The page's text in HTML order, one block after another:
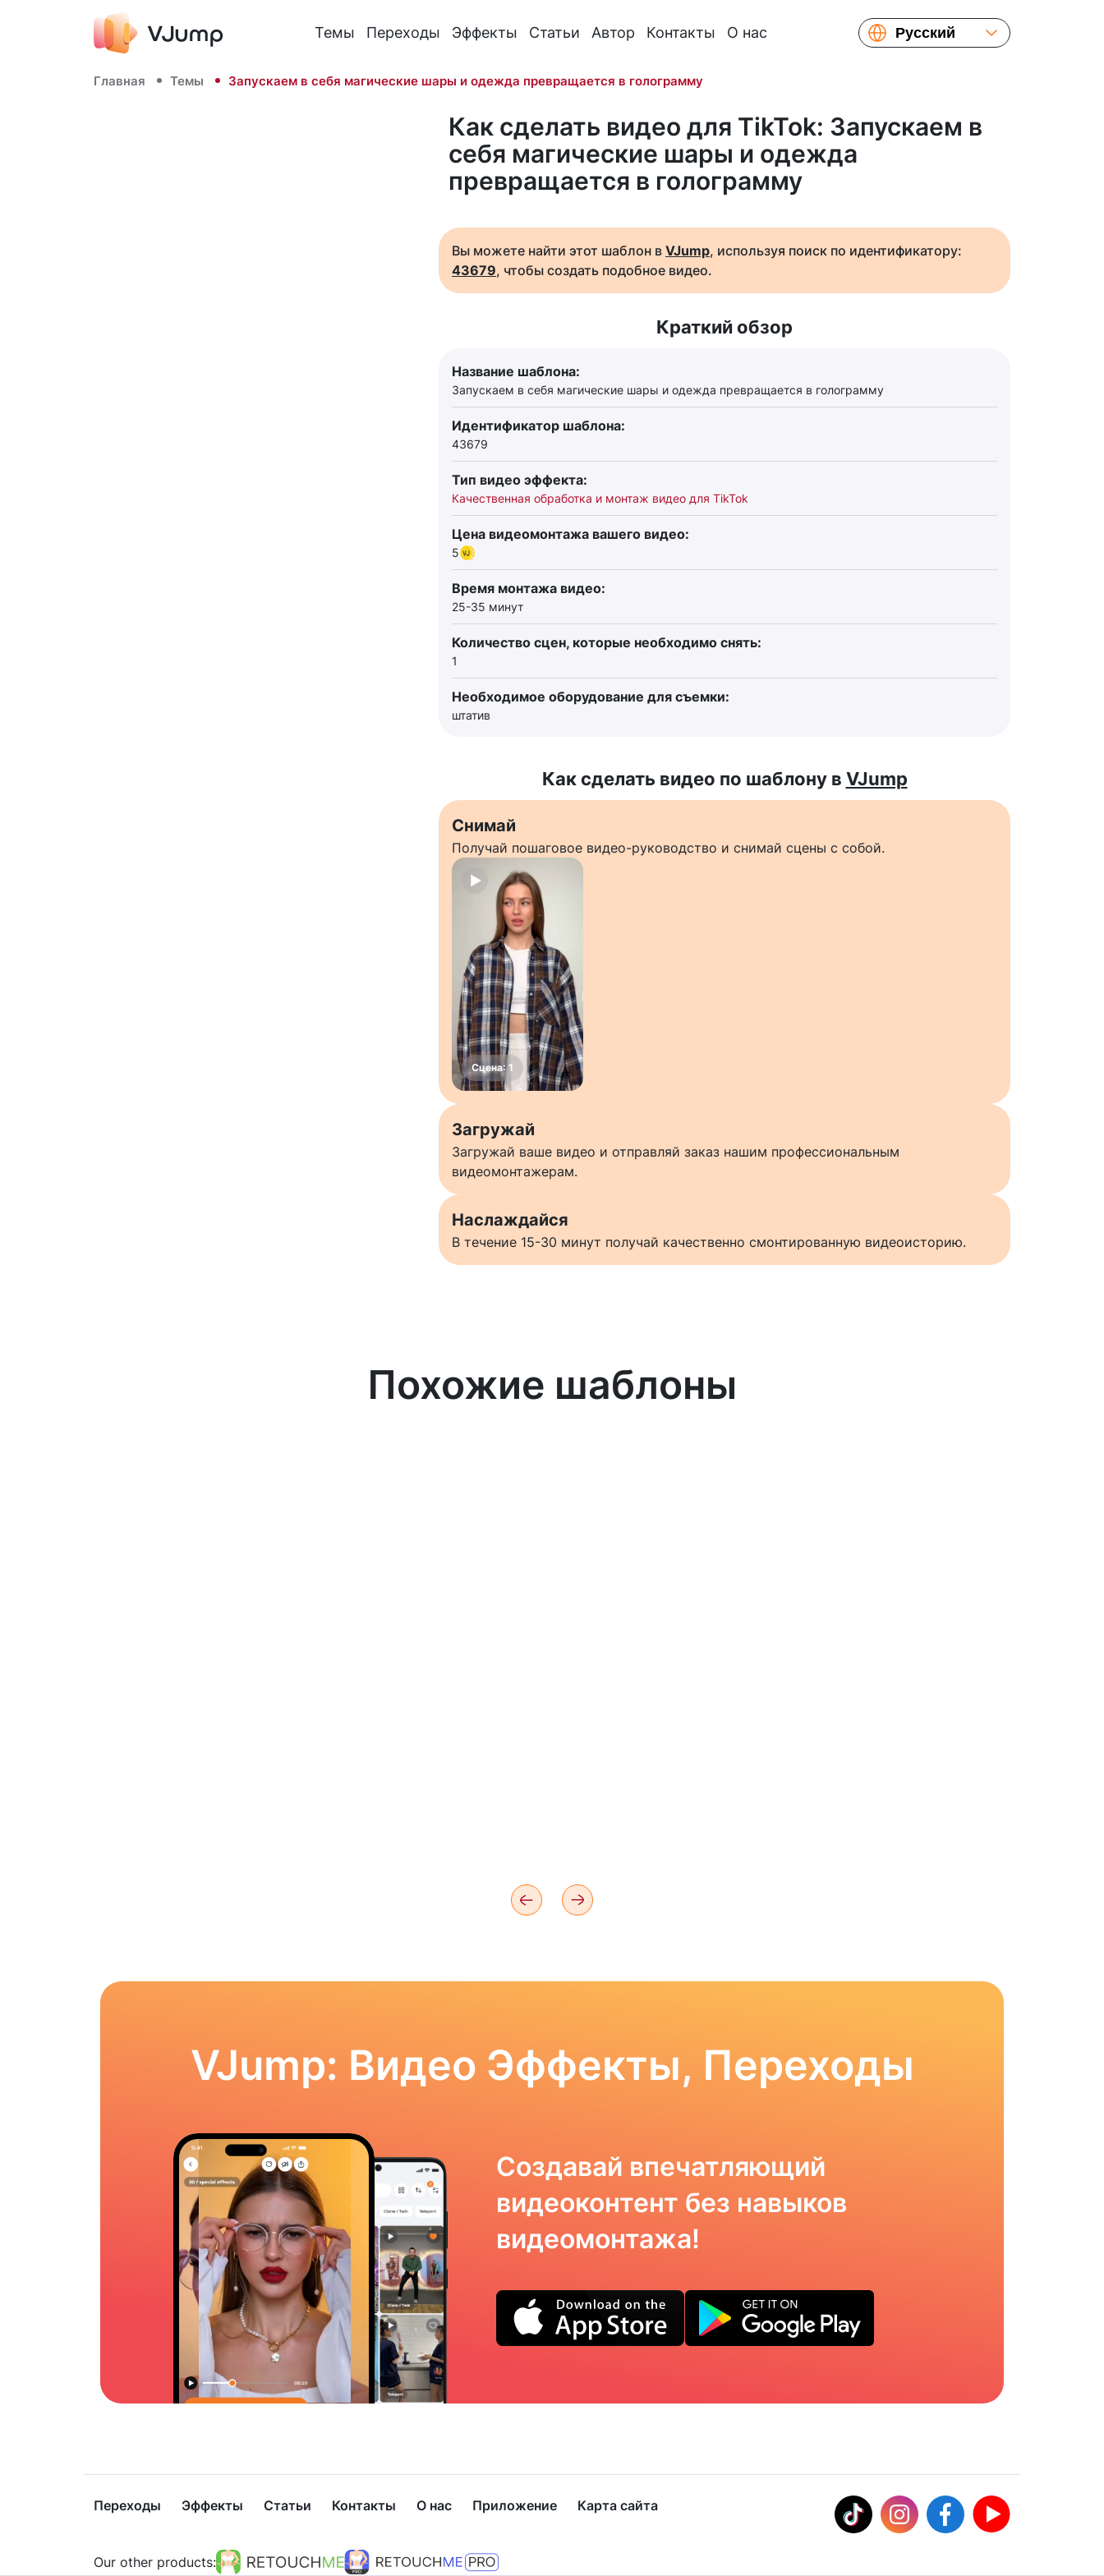
Темы Переходы Эффекты Статьи Автор Контакты О нас
Русский
Français
Главная Темы Запускаем в себя магические шары и одежда превращается в голограмму
Как сделать видео для TikTok: Запускаем в
себя магические шары и одежда
превращается в голограмму
Вы можете найти этот шаблон в VJump, используя поиск по идентификатору:
43679, чтобы создать подобное видео.
Краткий обзор
Название шаблона:
Запускаем в себя магические шары и одежда превращается в голограмму
Идентификатор шаблона:
43679
Тип видео эффекта:
Качественная обработка и монтаж видео для TikTok
Цена видеомонтажа вашего видео:
5
Время монтажа видео:
25-35 минут
Количество сцен, которые необходимо снять:
1
Необходимое оборудование для съемки:
штатив
Как сделать видео по шаблону в VJump
Снимай
Получай пошаговое видео-руководство и снимай сцены с собой.
Загружай
Загружай ваше видео и отправляй заказ нашим профессиональным
видеомонтажерам.
Наслаждайся
В течение 15-30 минут получай качественно смонтированную видеоисторию.
Похожие шаблоны
VJump: Видео Эффекты, Переходы
Создавай впечатляющий
видеоконтент без навыков
видеомонтажа!
Переходы Эффекты Статьи Контакты О нас Приложение Карта сайта
Our other products: